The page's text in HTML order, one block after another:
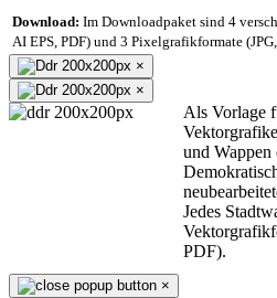
Download: Im Downloadpaket sind 4
AI EPS, PDF) und 3 Pixelgrafikformate
×
×
Als Vorlage
und Wappen
Jedes
PDF).
×